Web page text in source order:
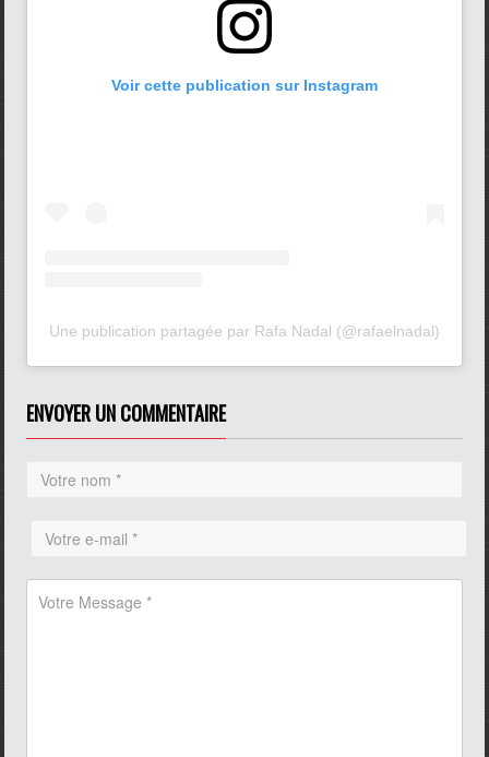
Voir cette publication sur Instagram
Une publication partagée par Rafa Nadal (@rafaelnadal)
ENVOYER UN COMMENTAIRE